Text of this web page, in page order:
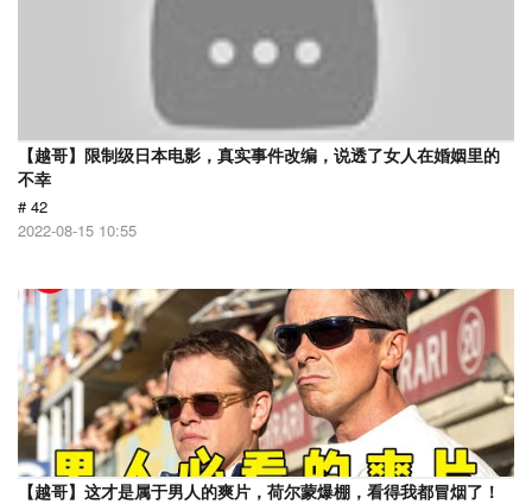
【越哥】限制级日本电影，真实事件改编，说透了女人在婚姻里的
不幸
# 42
2022-08-15 10:55
【越哥】这才是属于男人的爽片，荷尔蒙爆棚，看得我都冒烟了！